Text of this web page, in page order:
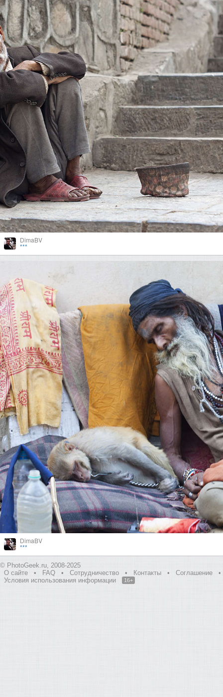
DimaBV
***
DimaBV
***
© PhotoGeek.ru, 2008-2025
О сайте
• FAQ • Сотрудничество • Контакты • Соглашение
•
Условия использования информации
16+